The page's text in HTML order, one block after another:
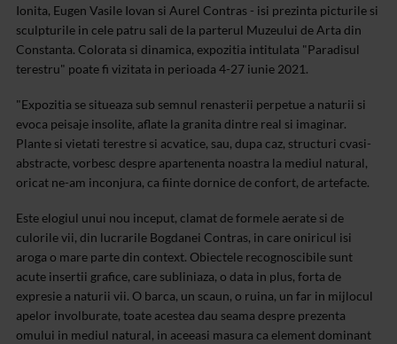
Ionita, Eugen Vasile Iovan si Aurel Contras - isi prezinta picturile si
sculpturile in cele patru sali de la parterul Muzeului de Arta din
Constanta. Colorata si dinamica, expozitia intitulata "Paradisul
terestru" poate fi vizitata in perioada 4-27 iunie 2021.
"Expozitia se situeaza sub semnul renasterii perpetue a naturii si
evoca peisaje insolite, aflate la granita dintre real si imaginar.
Plante si vietati terestre si acvatice, sau, dupa caz, structuri cvasi-
abstracte, vorbesc despre apartenenta noastra la mediul natural,
oricat ne-am inconjura, ca fiinte dornice de confort, de artefacte.
Este elogiul unui nou inceput, clamat de formele aerate si de
culorile vii, din lucrarile Bogdanei Contras, in care oniricul isi
aroga o mare parte din context. Obiectele recognoscibile sunt
acute insertii grafice, care subliniaza, o data in plus, forta de
expresie a naturii vii. O barca, un scaun, o ruina, un far in mijlocul
apelor involburate, toate acestea dau seama despre prezenta
omului in mediul natural, in aceeasi masura ca element dominant